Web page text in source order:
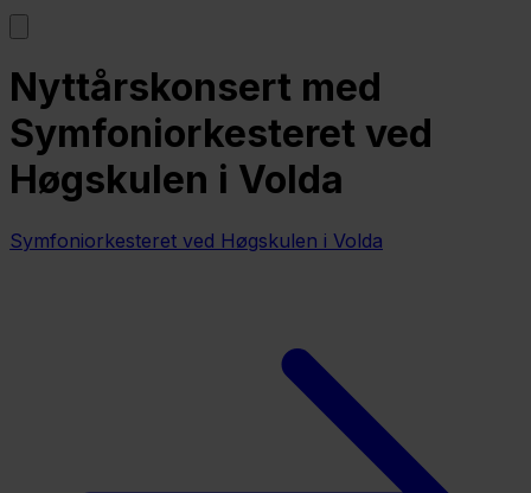
Nyttårskonsert med
Symfoniorkesteret ved
Høgskulen i Volda
Symfoniorkesteret ved Høgskulen i Volda